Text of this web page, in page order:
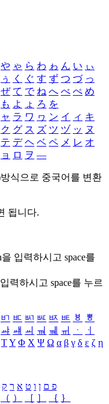
や ゃ ら わ ゎ ん い ぃ
ぅ く ぐ す ず つ づ っ
ぜ て で ね へ べ ぺ め
も よ ょ ろ を
ャ ラ ワ ヮ ン イ ィ キ
ク グ ス ズ ツ ヅ ッ ヌ
テ デ ヘ ベ ペ メ レ オ
ョ ロ ヲ ―
식으로 중국어를 변환
됩니다.
을 입력하시고 space를
력하시고 space를 누르
ㅲ ㅳ ㅴ ㅵ ㅶ ㅷ ㅸ
ㅹ
ㆇ ㆈ ㆉ ㆊ ㆋ ㆌ ㆍ
ㆎ
ΤΥ Φ Χ Ψ Ω α β γ δ ε ζ η
פ ם ן ו ט א ר ק
（ ） ［ ］ ｛ ｝